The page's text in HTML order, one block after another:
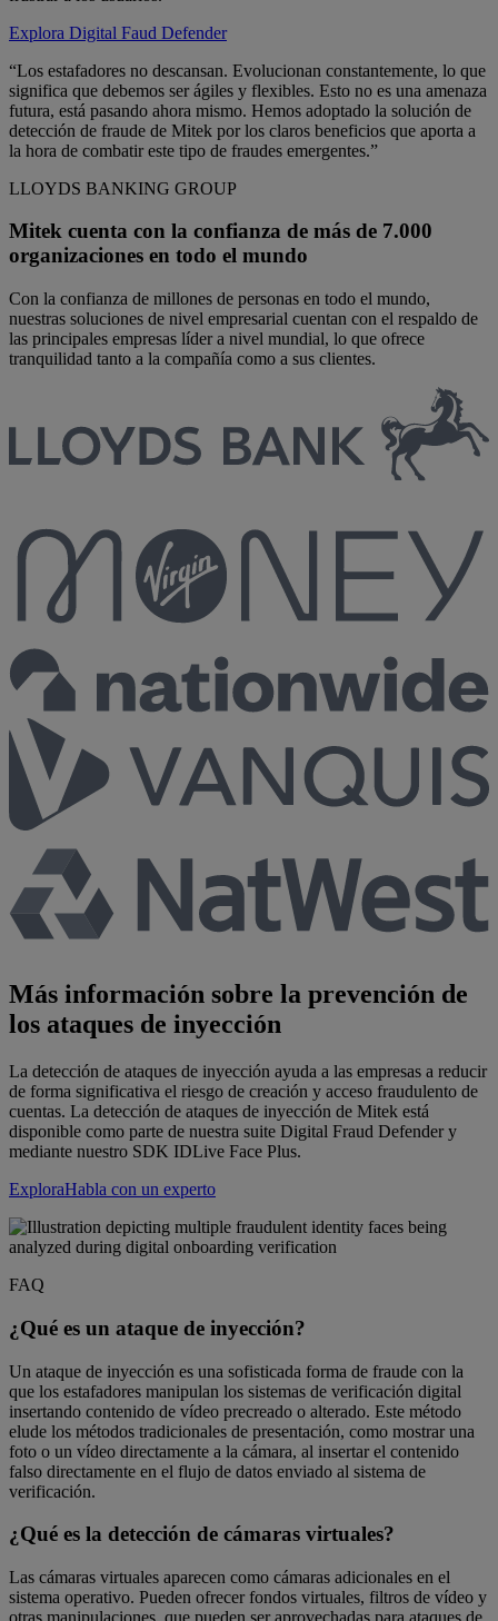
Explora Digital Faud Defender
“Los estafadores no descansan. Evolucionan constantemente, lo que
significa que debemos ser ágiles y flexibles. Esto no es una amenaza
futura, está pasando ahora mismo. Hemos adoptado la solución de
detección de fraude de Mitek por los claros beneficios que aporta a
la hora de combatir este tipo de fraudes emergentes.”
LLOYDS BANKING GROUP
Mitek cuenta con la confianza de más de 7.000
organizaciones en todo el mundo
Con la confianza de millones de personas en todo el mundo,
nuestras soluciones de nivel empresarial cuentan con el respaldo de
las principales empresas líder a nivel mundial, lo que ofrece
tranquilidad tanto a la compañía como a sus clientes.
Más información sobre la prevención de
los ataques de inyección
La detección de ataques de inyección ayuda a las empresas a reducir
de forma significativa el riesgo de creación y acceso fraudulento de
cuentas. La detección de ataques de inyección de Mitek está
disponible como parte de nuestra suite Digital Fraud Defender y
mediante nuestro SDK IDLive Face Plus.
ExploraHabla con un experto
FAQ
¿Qué es un ataque de inyección?
Un ataque de inyección es una sofisticada forma de fraude con la
que los estafadores manipulan los sistemas de verificación digital
insertando contenido de vídeo precreado o alterado. Este método
elude los métodos tradicionales de presentación, como mostrar una
foto o un vídeo directamente a la cámara, al insertar el contenido
falso directamente en el flujo de datos enviado al sistema de
verificación.
¿Qué es la detección de cámaras virtuales?
Las cámaras virtuales aparecen como cámaras adicionales en el
sistema operativo. Pueden ofrecer fondos virtuales, filtros de vídeo y
otras manipulaciones, que pueden ser aprovechadas para ataques de